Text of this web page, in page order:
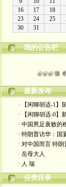
我的公告栏
崇尚理性评论
本博客
除特别注明
转载或
须注明如
作者（格致夫）
最新发布
· 【闲聊胡适-1】
· 【闲聊胡适-0】
· 中国男足衰败的
· 特朗普访华：国
· 对中国而言 特
· 岳母大人
· 人 瑞
分类目录